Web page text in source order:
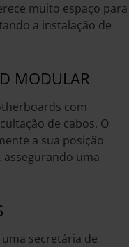
muito espaço para
a instalação de
MODULAR
com
de cabos. O
a sua posição
uma
uma secretária de